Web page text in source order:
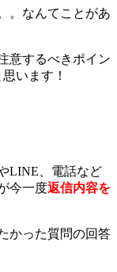
。なんてことがあ
意するべきポイン
います！
LINE、電話など
今一度返信内容を
かった質問の回答